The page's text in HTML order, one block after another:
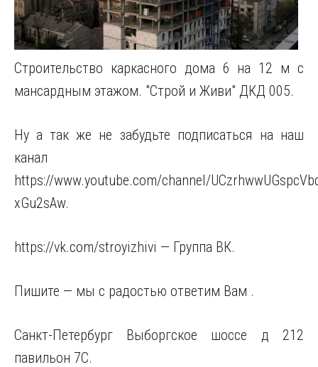
Строительство каркасного дома 6 на 12 м с
мансардным этажом. "Строй и Живи" ДКД 005.
Ну а так же не забудьте подписаться на наш
канал
https://www.youtube.com/channel/
xGu2sAw.
https://vk.com/stroyizhivi — Группа ВК.
Пишите — мы с радостью ответим Вам .
Санкт-Петербург Выборгское шоссе д 212
павильон 7С.